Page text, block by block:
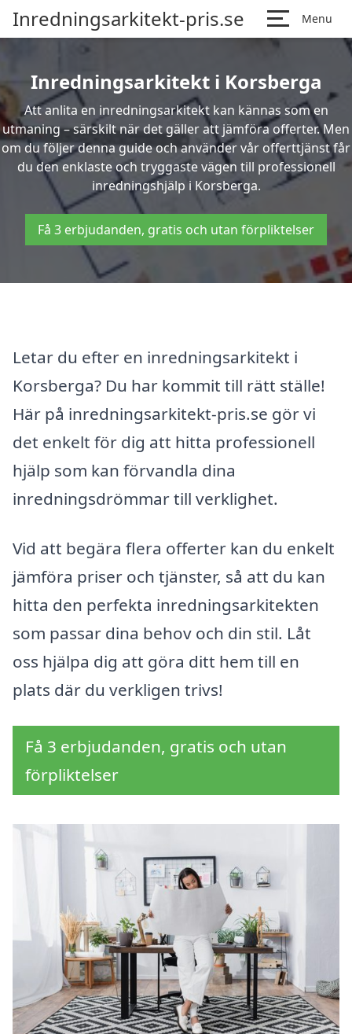
Inredningsarkitekt-pris.se Menu
Inredningsarkitekt i Korsberga
Att anlita en inredningsarkitekt kan kännas som en
utmaning – särskilt när det gäller att jämföra offerter. Men
om du följer denna guide och använder vår offerttjänst får
du den enklaste och tryggaste vägen till professionell
inredningshjälp i Korsberga.
Få 3 erbjudanden, gratis och utan förpliktelser
Letar du efter en inredningsarkitekt i
Korsberga? Du har kommit till rätt ställe!
Här på inredningsarkitekt-pris.se gör vi
det enkelt för dig att hitta professionell
hjälp som kan förvandla dina
inredningsdrömmar till verklighet.
Vid att begära flera offerter kan du enkelt
jämföra priser och tjänster, så att du kan
hitta den perfekta inredningsarkitekten
som passar dina behov och din stil. Låt
oss hjälpa dig att göra ditt hem till en
plats där du verkligen trivs!
Få 3 erbjudanden, gratis och utan
förpliktelser